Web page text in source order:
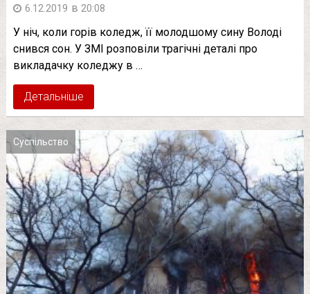
6.12.2019 в 20:08
У ніч, коли горів коледж, її молодшому сину Володі
снився сон. У ЗМІ розповіли трагічні деталі про
викладачку коледжу в …
Детальніше
Суспільство